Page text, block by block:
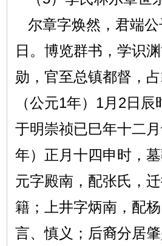
尔章字焕然，君端公
日。博览群书，学识
勋，官至总镇都督，
（公元1年）1月2日
于明崇祯已巳年十二
年）正月十四申时，
元字殿南，配张氏，
籍；上井字炳南，配
言、慎义；后裔分居